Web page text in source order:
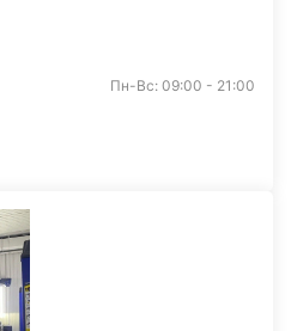
Пн-Вс: 09:00 - 21:00